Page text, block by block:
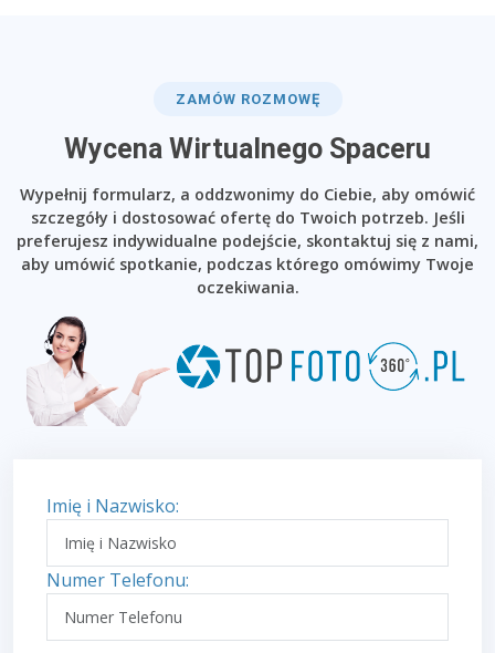
ZAMÓW ROZMOWĘ
Wycena Wirtualnego Spaceru
Wypełnij formularz, a oddzwonimy do Ciebie, aby omówić
szczegóły i dostosować ofertę do Twoich potrzeb. Jeśli
preferujesz indywidualne podejście, skontaktuj się z nami,
aby umówić spotkanie, podczas którego omówimy Twoje
oczekiwania.
Imię i Nazwisko:
Numer Telefonu: